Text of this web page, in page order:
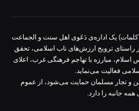
یک اداره‌ی دَعَوی اهل سنت و الجماعت
راستای ترویج ارزش‌های ناب اسلامی، تحقق
مبارزه با تهاجم فرهنگی غرب، اعلای
فعالیت می‌نماید.
و تجار مسلمان حمایت می‌شود، از عموم
جانبه را دارد.